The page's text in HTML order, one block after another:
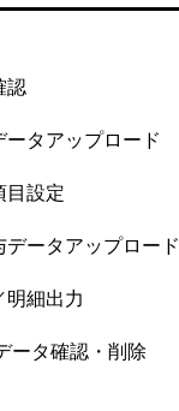
認
ータアップロード
目設定
データアップロード
明細出力
ータ確認・削除